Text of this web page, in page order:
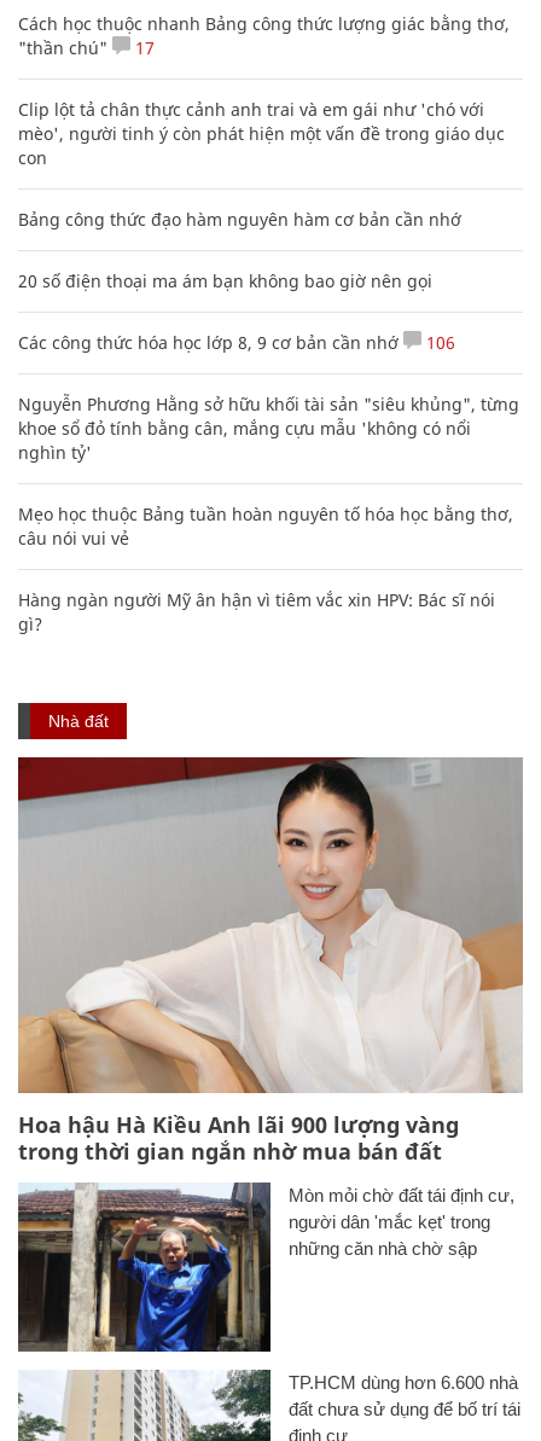
Cách học thuộc nhanh Bảng công thức lượng giác bằng thơ,
"thần chú"
17
Clip lột tả chân thực cảnh anh trai và em gái như 'chó với
mèo', người tinh ý còn phát hiện một vấn đề trong giáo dục
con
Bảng công thức đạo hàm nguyên hàm cơ bản cần nhớ
20 số điện thoại ma ám bạn không bao giờ nên gọi
Các công thức hóa học lớp 8, 9 cơ bản cần nhớ 106
Nguyễn Phương Hằng sở hữu khối tài sản "siêu khủng", từng
khoe sổ đỏ tính bằng cân, mắng cựu mẫu 'không có nổi
nghìn tỷ'
Mẹo học thuộc Bảng tuần hoàn nguyên tố hóa học bằng thơ,
câu nói vui vẻ
Hàng ngàn người Mỹ ân hận vì tiêm vắc xin HPV: Bác sĩ nói
gì?
Nhà đất
Hoa hậu Hà Kiều Anh lãi 900 lượng vàng
trong thời gian ngắn nhờ mua bán đất
Mòn mỏi chờ đất tái định cư,
người dân 'mắc kẹt' trong
những căn nhà chờ sập
TP.HCM dùng hơn 6.600 nhà
đất chưa sử dụng để bố trí tái
định cư